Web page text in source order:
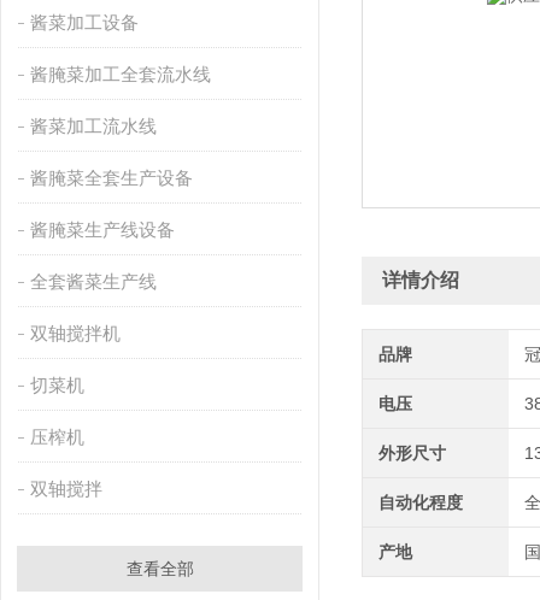
酱菜加工设备
酱腌菜加工全套流水线
酱菜加工流水线
酱腌菜全套生产设备
酱腌菜生产线设备
全套酱菜生产线
双轴搅拌机
切菜机
压榨机
双轴搅拌
查看全部
详情介绍
品牌
电压
外形尺寸
自动化程度
产地